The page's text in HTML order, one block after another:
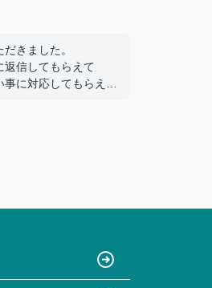
きました。
返信してもらえて
に対応してもらえた